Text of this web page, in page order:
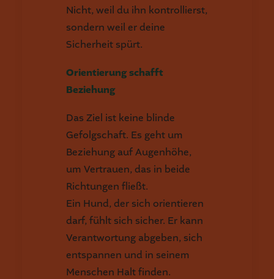
Nicht, weil du ihn kontrollierst,
sondern weil er deine
Sicherheit spürt.
Orientierung schafft
Beziehung
Das Ziel ist keine blinde
Gefolgschaft. Es geht um
Beziehung auf Augenhöhe,
um Vertrauen, das in beide
Richtungen fließt.
Ein Hund, der sich orientieren
darf, fühlt sich sicher. Er kann
Verantwortung abgeben, sich
entspannen und in seinem
Menschen Halt finden.